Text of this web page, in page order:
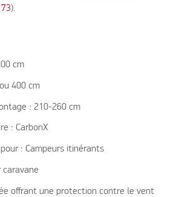
).
cm
400 cm
: 210-260 cm
: CarbonX
: Campeurs itinérants
caravane
offrant une protection contre le vent